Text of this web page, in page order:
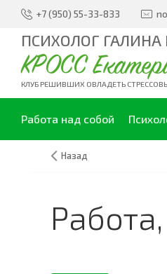
+7 (950) 55-33-833
ПСИХОЛОГ ГАЛИНА
КРОСС
КЛУБ РЕШИВШИХ ОВЛАДЕТЬ
Работа над собой
Назад